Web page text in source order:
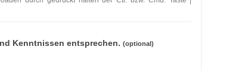
Kenntnissen entsprechen. (optional)